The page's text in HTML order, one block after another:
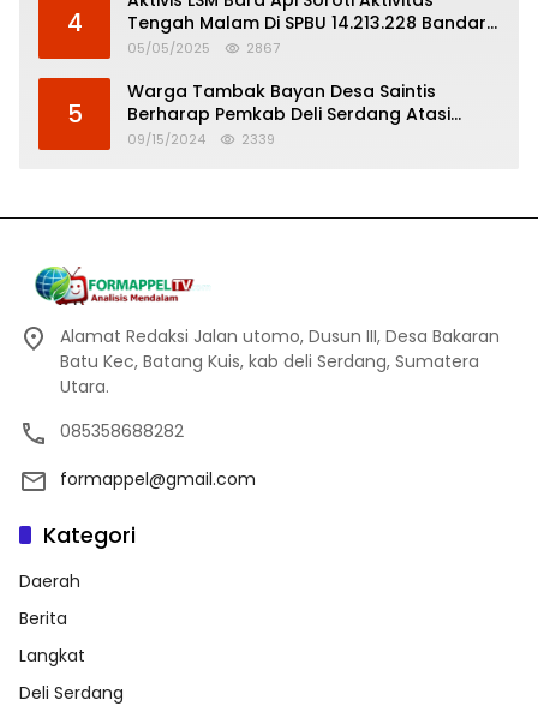
4
Tengah Malam Di SPBU 14.213.228 Bandar
Tinggi
05/05/2025 2867
5
Warga Tambak Bayan Desa Saintis
Berharap Pemkab Deli Serdang Atasi
Banjir
09/15/2024 2339
Alamat Redaksi Jalan utomo, Dusun III, Desa Bakaran
Batu Kec, Batang Kuis, kab deli Serdang, Sumatera
Utara.
085358688282
formappel@gmail.com
Kategori
Daerah
Berita
Langkat
Deli Serdang